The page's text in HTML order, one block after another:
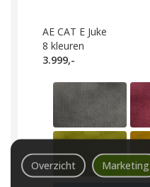
AE CAT E Juke
8 kleuren
3.999,-
Overzicht Marketing